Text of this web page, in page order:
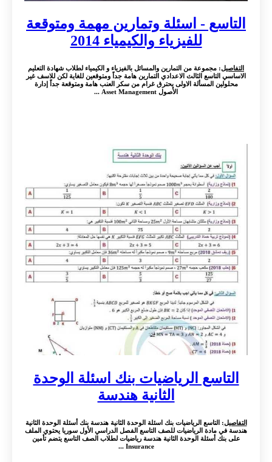
التاسع - اسئلة وتمارين مهمة ومتوقعة
للفيزياء والكيمياء 2014
التفاصيل: مجموعة من التمارين والمسائل بالفيزياء و الكيمياء لطلاب شهادة التعليم
الاساسي التاسع الثالث الاعدادي التمارين هامة جداً ومتوقعين للغاية لكن للاسف غير
محلولين المسألة الاولى يحترق غرام من سكر العنب هامة ومتوقعة جداً إدارة
الأصول Asset Management ...
التاسع الرياضيات بنك اسئلة الوحدة
الثانية هندسة
التفاصيل: التاسع الرياضيات بنك اسئلة الوحدة الثانية هندسة بنك أسئلة الوحدة الثانية
هندسة في مادة الرياضيات للصف التاسع الفصل الدراسي الأول سوريا يحتوي الملف
على بنك أسئلة الوحدة الثانية هندسة رياضيات لطلاب الصف التاسع يتضم تأمين
Insurance ...